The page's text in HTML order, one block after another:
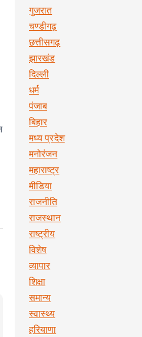
गुजरात
चण्डीगढ़
छत्तीसगढ़
झारखंड
दिल्ली
धर्म
पंजाब
बिहार
मध्य प्रदेश
मनोरंजन
महाराष्ट्र
मीडिया
राजनीति
राजस्थान
राष्ट्रीय
विशेष
व्यापार
शिक्षा
समान्य
स्वास्थ्य
हरियाणा